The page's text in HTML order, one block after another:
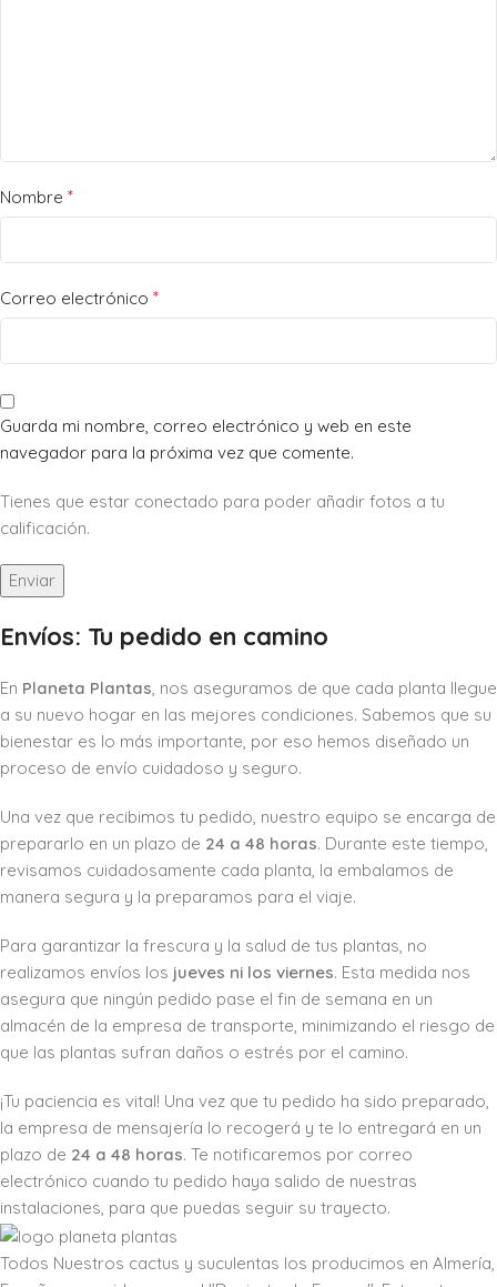
Nombre *
Correo electrónico *
Guarda mi nombre, correo electrónico y web en este
navegador para la próxima vez que comente.
Tienes que estar conectado para poder añadir fotos a tu
calificación.
Envíos: Tu pedido en camino
En Planeta Plantas, nos aseguramos de que cada planta llegue
a su nuevo hogar en las mejores condiciones. Sabemos que su
bienestar es lo más importante, por eso hemos diseñado un
proceso de envío cuidadoso y seguro.
Una vez que recibimos tu pedido, nuestro equipo se encarga de
prepararlo en un plazo de 24 a 48 horas. Durante este tiempo,
revisamos cuidadosamente cada planta, la embalamos de
manera segura y la preparamos para el viaje.
Para garantizar la frescura y la salud de tus plantas, no
realizamos envíos los jueves ni los viernes. Esta medida nos
asegura que ningún pedido pase el fin de semana en un
almacén de la empresa de transporte, minimizando el riesgo de
que las plantas sufran daños o estrés por el camino.
¡Tu paciencia es vital! Una vez que tu pedido ha sido preparado,
la empresa de mensajería lo recogerá y te lo entregará en un
plazo de 24 a 48 horas. Te notificaremos por correo
electrónico cuando tu pedido haya salido de nuestras
instalaciones, para que puedas seguir su trayecto.
Todos Nuestros cactus y suculentas los producimos en Almería,